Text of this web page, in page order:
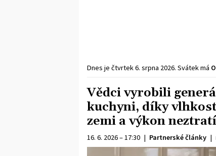
Dnes je čtvrtek6. srpna 2026. Svátek má
Vědci vyrobili
kuchyni, díky
zemi a výkon neztratí
16. 6. 2026 – 17:30 | Partnerské články |